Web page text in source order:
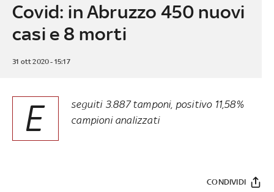
Covid: in Abruzzo 450 nuovi
casi e 8 morti
31 ott 2020 - 15:17
E
seguiti 3.887 tamponi, positivo 11,58%
campioni analizzati
CONDIVIDI